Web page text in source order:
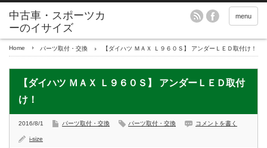
menu
Home パーツ取付・交換 【ダイハツ ＭＡＸ Ｌ９６０Ｓ】 アンダーＬＥＤ取付け！
【ダイハツ ＭＡＸ Ｌ９６０Ｓ】 アンダーＬＥＤ取付
け！
2016/8/1 パーツ取付・交換 パーツ取付・交換 コメントを書く
i-size